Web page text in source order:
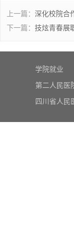
上一篇： 深化校院合
下一篇： 技炫青春展
学院就业
第二人民医
四川省人民